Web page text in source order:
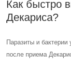
Как быстро
Декариса?
Паразиты и бактерии
после приема